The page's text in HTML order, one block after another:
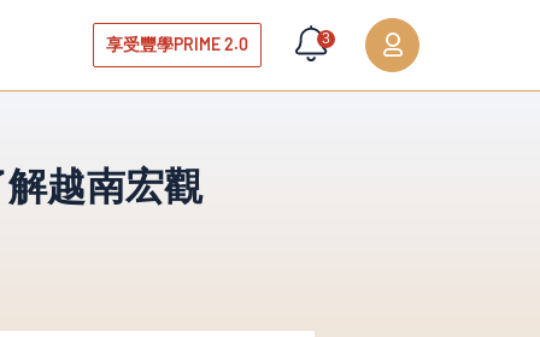
享受豐學PRIME 2.0 3
越南宏觀